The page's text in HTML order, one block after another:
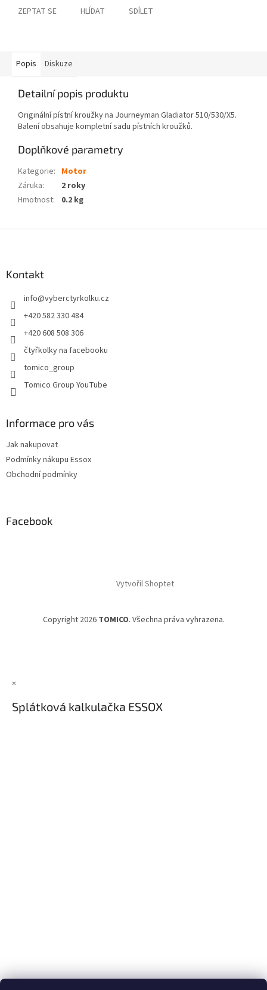
ZEPTAT SE HLÍDAT SDÍLET
Popis Diskuze
Detailní popis produktu
Originální pístní kroužky na Journeyman Gladiator 510/530/X5.
Balení obsahuje kompletní sadu pístních kroužků.
Doplňkové parametry
Kategorie: Motor
Záruka:
2 roky
Hmotnost: 0.2 kg
Kontakt
info@vyberctyrkolku.cz
+420 582 330 484
+420 608 508 306
čtyřkolky na facebooku
tomico_group
Tomico Group YouTube
Informace pro vás
Jak nakupovat
Podmínky nákupu Essox
Obchodní podmínky
Facebook
Vytvořil Shoptet
Copyright 2026 TOMICO. Všechna práva vyhrazena.
×
Splátková kalkulačka ESSOX